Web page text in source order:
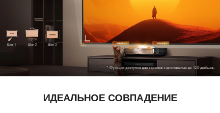
ИДЕАЛЬНОЕ СОВПАДЕНИЕ